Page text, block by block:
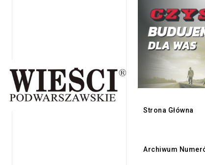
Strona Główna
Archiwum